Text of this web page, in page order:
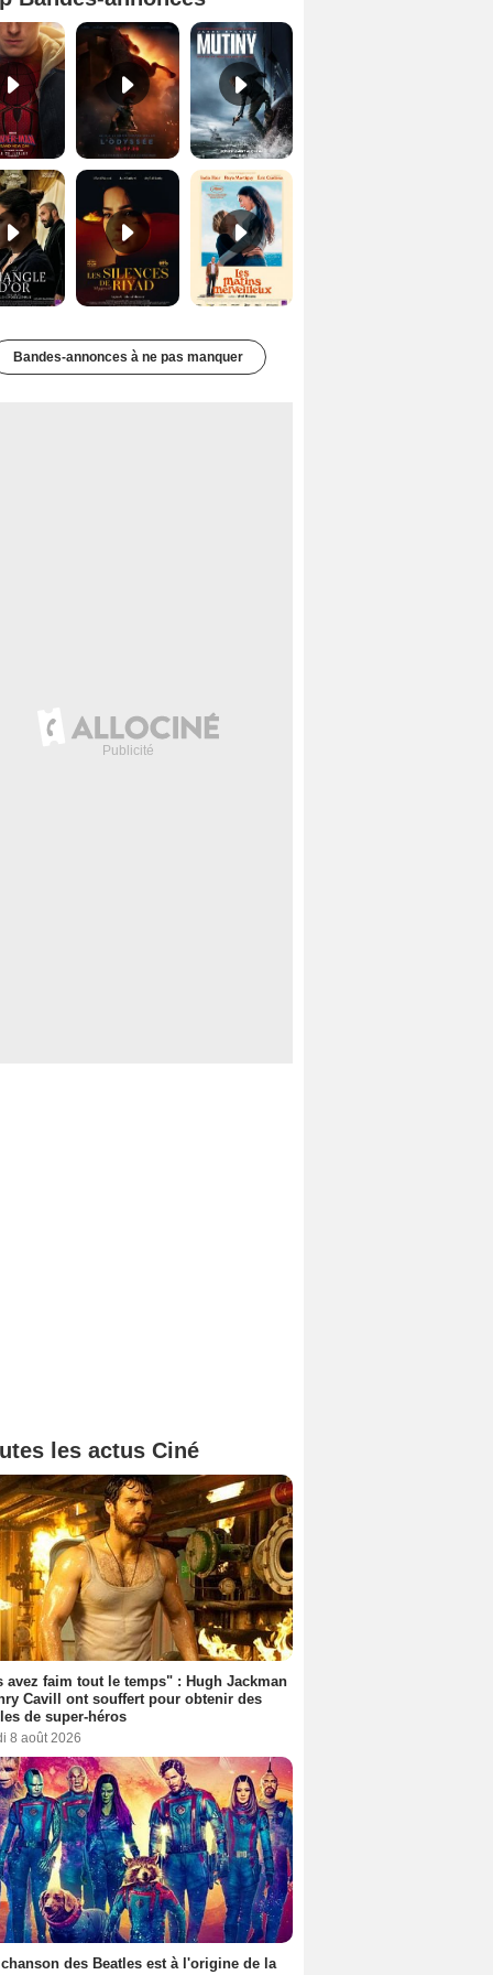
Spider-Man: Brand New Day Bande-annonce VO STFR L'Odyssée Bande-annonce VO STFR
Les Silences de Riyad Bande-annonce VO STFR Les Matins merveilleux Bande-annonce VF
Bandes-annonces à ne pas manquer
les actus Ciné
avez faim tout le temps" : Hugh Jackman
Cavill ont souffert pour obtenir des
de super-héros
8 août 2026
chanson des Beatles est à l'origine de la